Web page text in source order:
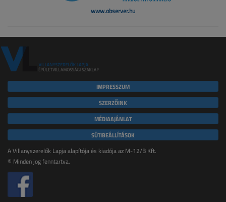
www.observer.hu
IMPRESSZUM
SZERZŐINK
MÉDIAAJÁNLAT
SÜTIBEÁLLÍTÁSOK
A Villanyszerelők Lapja alapítója és kiadója az M-12/B Kft.
© Minden jog fenntartva.